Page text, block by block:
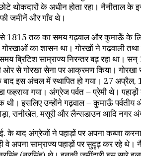
थोकदारों के अधीन होता रहा। नैनीताल के
जमीनें और गाँव थे।
1815 तक का समय गढ़वाल और कुमाऊँ के
का शासन था। गोरखों ने गढ़वाली तथा
ब्रिटिश साम्राज्य निरन्तर बढ़ रहा था।
ओर से गोरखा सेना पर आक्रमण किया। गोरखा
इस अंचल में स्थापित हो गया। 27 अप्रैल,
फहराया गया। अंग्रेज पर्वत – प्रेमी थे।
थी। इसलिए उन्होंने गढ़वाल – कुमाऊँ
रानीखेत, मसूरी और लैन्सडाउन आदि नगर
बाद अंग्रेजों ने पहाड़ों पर अपना कब्जा
वे अपना साम्राज्य पहाड़ों पर सुदृढ़ कर रहे